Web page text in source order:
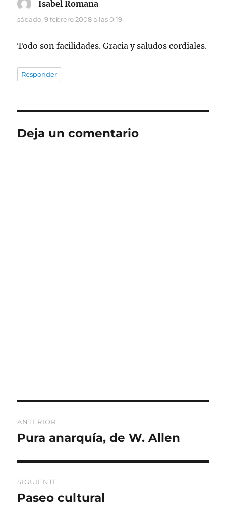
Isabel Romana
sábado, 9 febrero 2008 a las 0:19
Todo son facilidades. Gracia y saludos cordiales.
Responder
Deja un comentario
de
ANTERIOR
Entrada
Pura anarquía, de W. Allen
SIGUIENTE
Entrada
Paseo cultural